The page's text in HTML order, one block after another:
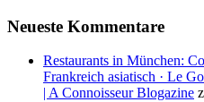
Neueste Kommentare
Restaurants in München:
Frankreich asiatisch · Le
| A Connoisseur Blogazine